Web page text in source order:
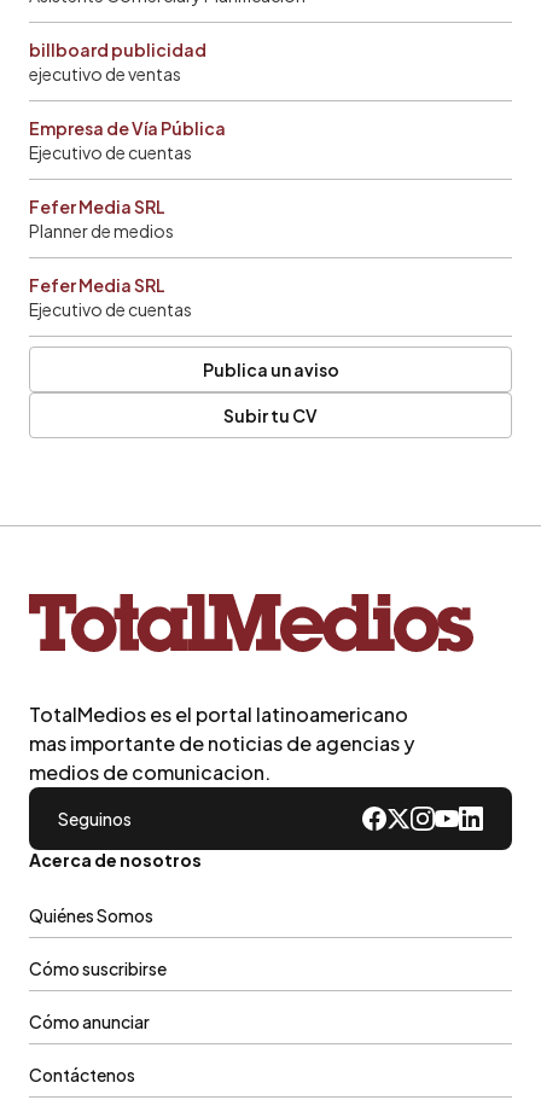
billboard publicidad
ejecutivo de ventas
Empresa de Vía Pública
Ejecutivo de cuentas
Fefer Media SRL
Planner de medios
Fefer Media SRL
Ejecutivo de cuentas
Publica un aviso
Subir tu CV
TotalMedios es el portal latinoamericano
mas importante de noticias de agencias y
medios de comunicacion.
Seguinos
Acerca de nosotros
Quiénes Somos
Cómo suscribirse
Cómo anunciar
Contáctenos